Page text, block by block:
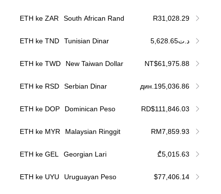
ETH ke ZAR South African Rand R31,028.29
ETH ke TND Tunisian Dinar د.ت5,628.65
ETH ke TWD New Taiwan Dollar NT$61,975.88
ETH ke RSD Serbian Dinar дин.195,036.86
ETH ke DOP Dominican Peso RD$111,846.03
ETH ke MYR Malaysian Ringgit RM7,859.93
ETH ke GEL Georgian Lari ₾5,015.63
ETH ke UYU Uruguayan Peso $77,406.14